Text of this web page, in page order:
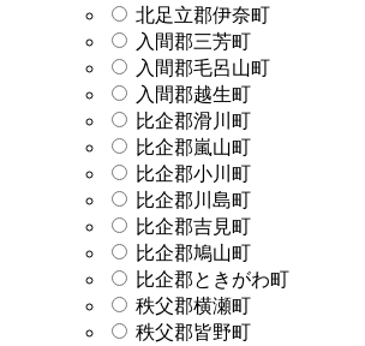
北足立郡伊奈町
入間郡三芳町
入間郡毛呂山町
入間郡越生町
比企郡滑川町
比企郡嵐山町
比企郡小川町
比企郡川島町
比企郡吉見町
比企郡鳩山町
比企郡ときがわ町
秩父郡横瀬町
秩父郡皆野町